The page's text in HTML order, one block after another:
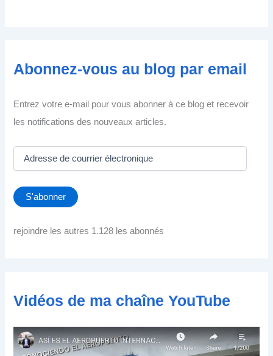
Abonnez-vous au blog par email
Entrez votre e-mail pour vous abonner à ce blog et recevoir
les notifications des nouveaux articles.
e
s
d
r
e
r
S'abonner
rejoindre les autres 1.128 les abonnés
Vidéos de ma chaîne YouTube